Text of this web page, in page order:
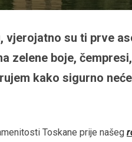
vjerojatno su ti prve
zelene boje,
kako sigurno
Toskane prije našeg